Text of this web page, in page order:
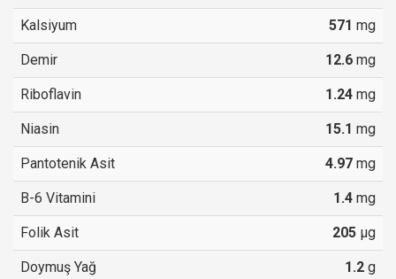
Kalsiyum 571 mg
Demir 12.6 mg
Riboflavin 1.24 mg
Niasin 15.1 mg
Pantotenik Asit 4.97 mg
B-6 Vitamini 1.4 mg
Folik Asit 205 µg
Doymuş Yağ 1.2 g